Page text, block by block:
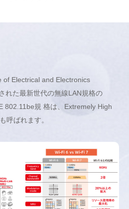
of Electrical and Electronics
れた最新世代の無線LAN規格の
802.11be規 格は、Extremely High
呼ばれます。